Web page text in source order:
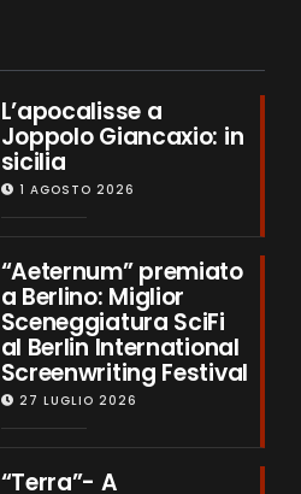
L’apocalisse a
Joppolo Giancaxio: in
sicilia
1 AGOSTO 2026
“Aeternum” premiato
a Berlino: Miglior
Sceneggiatura SciFi
al Berlin International
Screenwriting Festival
27 LUGLIO 2026
“Terra”- A